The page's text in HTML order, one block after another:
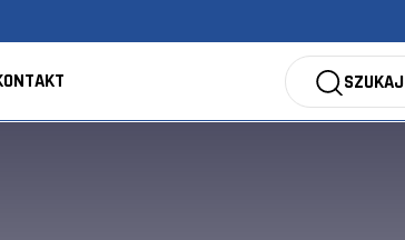
SZUKAJ